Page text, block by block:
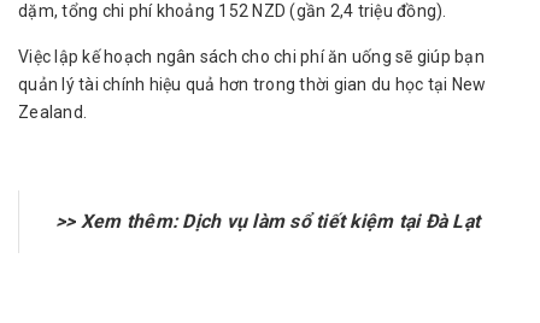
dặm, tổng chi phí khoảng 152 NZD (gần 2,4 triệu đồng).
Việc lập kế hoạch ngân sách cho chi phí ăn uống sẽ giúp bạn
quản lý tài chính hiệu quả hơn trong thời gian du học tại New
Zealand.
>> Xem thêm:Dịch vụ làm sổ tiết kiệm tại Đà Lạt